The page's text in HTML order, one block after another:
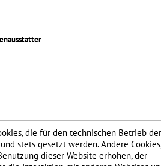
die für den technischen Betrieb der
stets gesetzt werden. Andere
dieser Website erhöhen, der